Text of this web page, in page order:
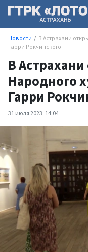
Новости
В Астрахани
Гарри Рокчинского
В
Народного
Гарри
31 июля 2023, 14:04